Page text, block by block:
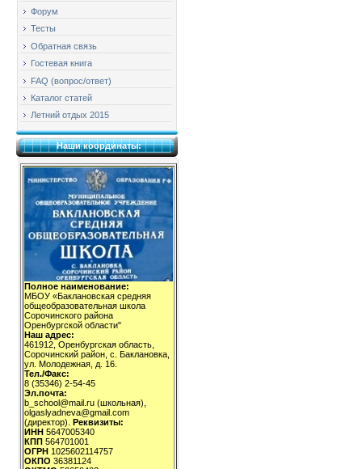
Форум
Тесты
Обратная связь
Гостевая книга
FAQ (вопрос/ответ)
Каталог статей
Летний отдых 2015
Наши координаты:
Полное наименование:
МБОУ «Баклановская средняя
общеобразовательная школа
Сорочинского района
Оренбургской области"
Наш адрес:
461912, Оренбургская область,
Сорочинский район, с. Баклановка,
ул. Молодежная, д. 16.
Тел./Факс:
8 (35346) 2-54-45
Эл.почта:
b_school@mail.ru (школьная),
olgaslyadneva@gmail.com
(директор). Реквизиты:
ИНН 5647005340
КПП 564701001
ОГРН 1025602114757
ОКПО 36381124